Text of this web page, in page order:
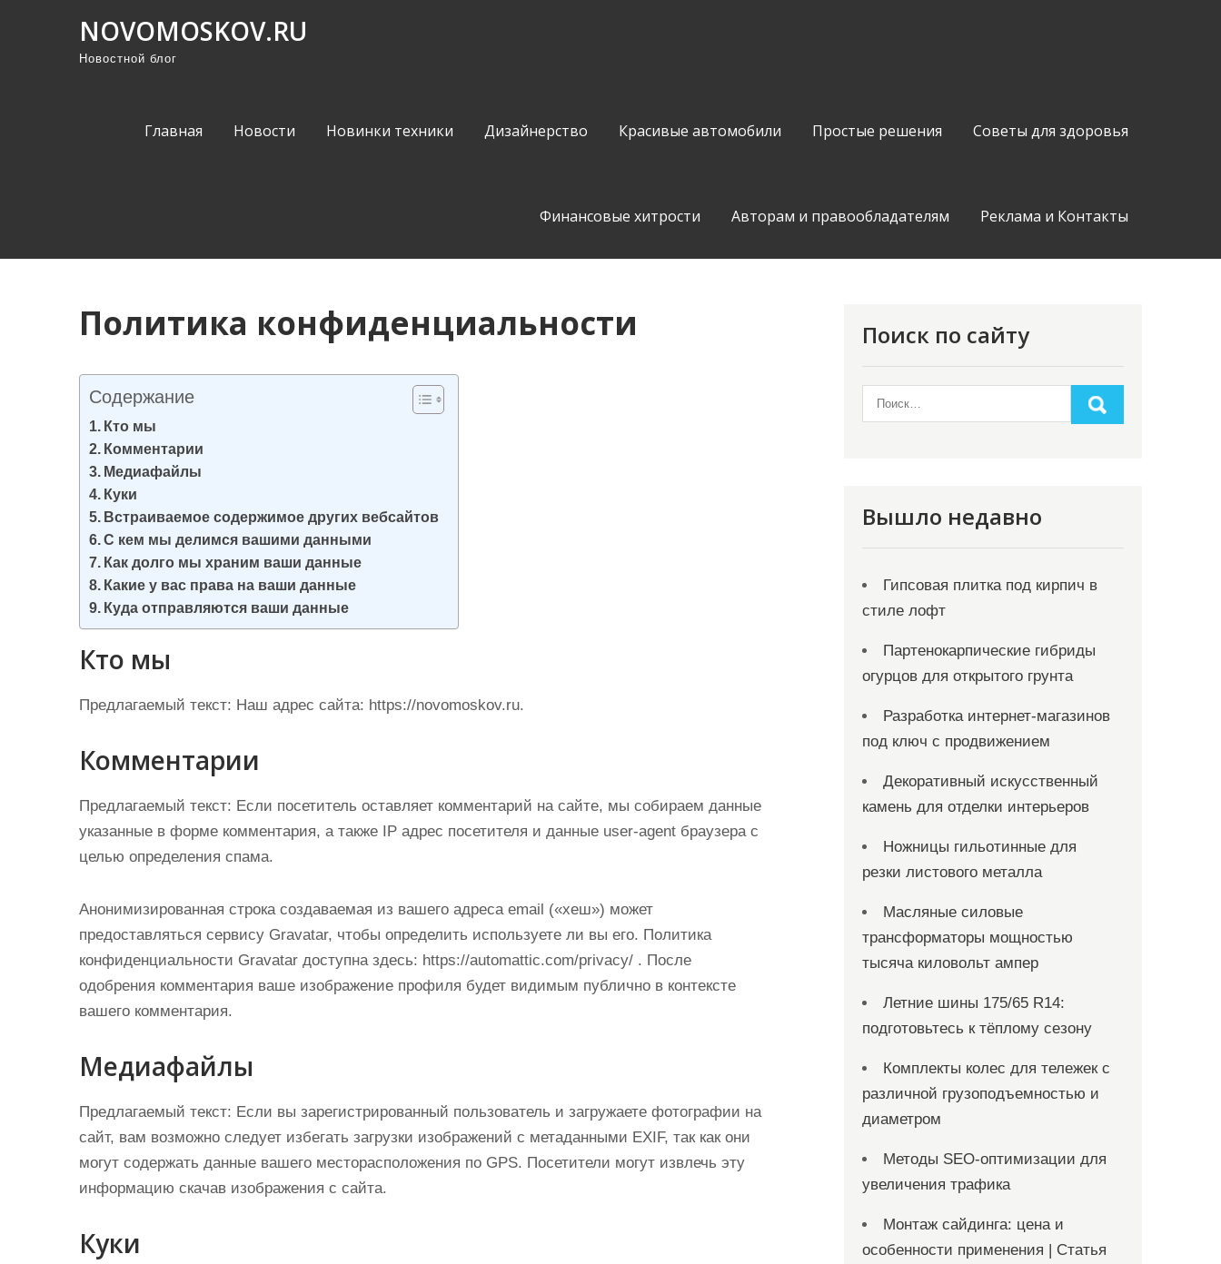
NOVOMOSKOV.RU
Новостной блог
Главная Новости Новинки техники Дизайнерство Красивые автомобили Простые решения Советы для здоровья
Финансовые хитрости Авторам и правообладателям Реклама и Контакты
Политика конфиденциальности
Содержание
Кто мы
Комментарии
Медиафайлы
Куки
Встраиваемое содержимое других вебсайтов
С кем мы делимся вашими данными
Как долго мы храним ваши данные
Какие у вас права на ваши данные
Куда отправляются ваши данные
Кто мы
Предлагаемый текст: Наш адрес сайта: https://novomoskov.ru.
Комментарии
Предлагаемый текст: Если посетитель оставляет комментарий на сайте, мы собираем данные
указанные в форме комментария, а также IP адрес посетителя и данные user-agent браузера с
целью определения спама.
Анонимизированная строка создаваемая из вашего адреса email («хеш») может
предоставляться сервису Gravatar, чтобы определить используете ли вы его. Политика
конфиденциальности Gravatar доступна здесь: https://automattic.com/privacy/ . После
одобрения комментария ваше изображение профиля будет видимым публично в контексте
вашего комментария.
Медиафайлы
Предлагаемый текст: Если вы зарегистрированный пользователь и загружаете фотографии на
сайт, вам возможно следует избегать загрузки изображений с метаданными EXIF, так как они
могут содержать данные вашего месторасположения по GPS. Посетители могут извлечь эту
информацию скачав изображения с сайта.
Куки
Поиск по сайту
Вышло недавно
Гипсовая плитка под кирпич в
стиле лофт
Партенокарпические гибриды
огурцов для открытого грунта
Разработка интернет-магазинов
под ключ с продвижением
Декоративный искусственный
камень для отделки интерьеров
Ножницы гильотинные для
резки листового металла
Масляные силовые
трансформаторы мощностью
тысяча киловольт ампер
Летние шины 175/65 R14:
подготовьтесь к тёплому сезону
Комплекты колес для тележек с
различной грузоподъемностью и
диаметром
Методы SEO-оптимизации для
увеличения трафика
Монтаж сайдинга: цена и
особенности применения | Статья